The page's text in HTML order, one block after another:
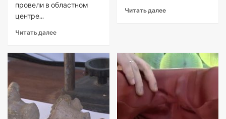
провели в областном
центре...
Читать далее
Читать далее